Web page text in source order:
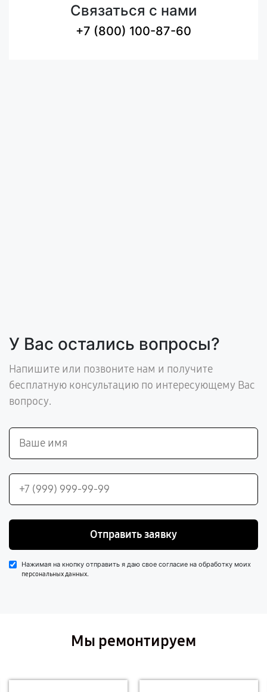
Связаться с нами
+7 (800) 100-87-60
У Вас остались вопросы?
Напишите или позвоните нам и получите
бесплатную консультацию по интересующему Вас
вопросу.
Отправить заявку
Нажимая на кнопку отправить я даю свое согласие на обработку моих
персональных данных.
Мы ремонтируем